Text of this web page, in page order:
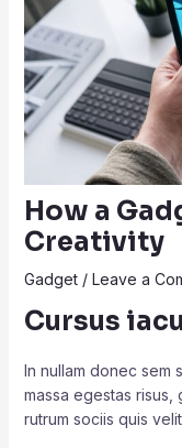
How a
Creativity
Gadget/ Leave a
Cursus
In nullam donec sem
massa egestas
rutrum sociis quis